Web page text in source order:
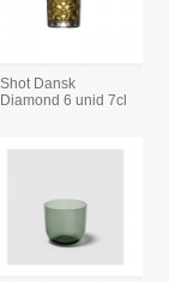
Shot Dansk
Diamond 6 unid 7cl